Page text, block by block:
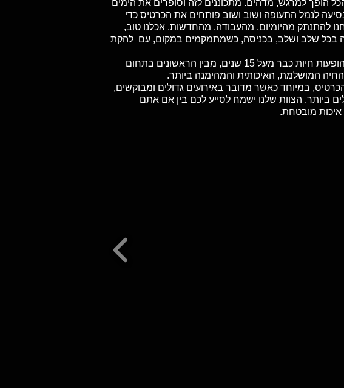
הופך למרגש, מדהים. מתכוננים לזה וסופרים את הימים
לנמל התעופה ושוב ושוב פותחים את הכרטיס כדי
להתנתק מהיומיום, מהעבודה, מהחדשות. אכלנו טוב,
בכל שלב ושלב, בכניסה, כשמתמקמים במקום, עם להקת
אנחנו בטיקט האוס נמצאים כאן כדי לספק לכם את החוויה הזאת בדיוק. אנחנו חיים ונושמים הופעות חיות כבר מעל 15 שנים, מבין הראשונים בתחום
המושלמת, האיכותית והמהימנה ביותר.
במיוחד כאשר מדובר באירועים גדולים ומבוקשים,
ביותר. הצוות שלנו ישמח לסייע לכם בין אם אתם
איכות מובטחת.